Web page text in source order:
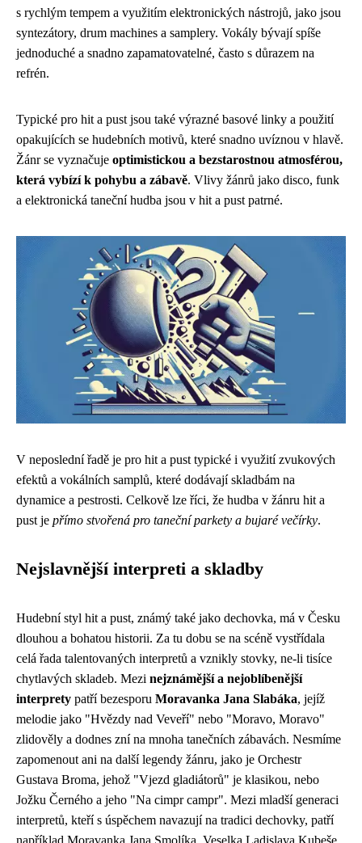
s rychlým tempem a využitím elektronických nástrojů, jako jsou
syntezátory, drum machines a samplery. Vokály bývají spíše
jednoduché a snadno zapamatovatelné, často s důrazem na
refrén.
Typické pro hit a pust jsou také výrazné basové linky a použití
opakujících se hudebních motivů, které snadno uvíznou v hlavě.
Žánr se vyznačuje optimistickou a bezstarostnou atmosférou,
která vybízí k pohybu a zábavě. Vlivy žánrů jako disco, funk
a elektronická taneční hudba jsou v hit a pust patrné.
V neposlední řadě je pro hit a pust typické i využití zvukových
efektů a vokálních samplů, které dodávají skladbám na
dynamice a pestrosti. Celkově lze říci, že hudba v žánru hit a
pust je přímo stvořená pro taneční parkety a bujaré večírky.
Nejslavnější interpreti a skladby
Hudební styl hit a pust, známý také jako dechovka, má v Česku
dlouhou a bohatou historii. Za tu dobu se na scéně vystřídala
celá řada talentovaných interpretů a vznikly stovky, ne-li tisíce
chytlavých skladeb. Mezi nejznámější a nejoblíbenější
interprety patří bezesporu Moravanka Jana Slabáka, jejíž
melodie jako "Hvězdy nad Veveří" nebo "Moravo, Moravo"
zlidověly a dodnes zní na mnoha tanečních zábavách. Nesmíme
zapomenout ani na další legendy žánru, jako je Orchestr
Gustava Broma, jehož "Vjezd gladiátorů" je klasikou, nebo
Jožku Černého a jeho "Na cimpr campr". Mezi mladší generaci
interpretů, kteří s úspěchem navazují na tradici dechovky, patří